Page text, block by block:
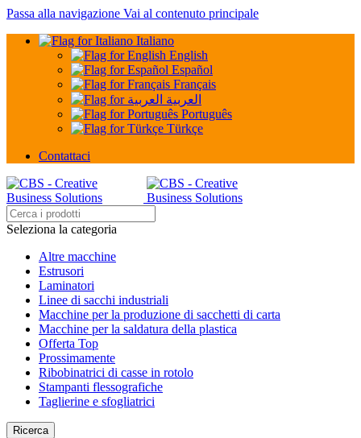
Passa alla navigazione Vai al contenuto principale
Italiano
English
Español
Français
العربية
Português
Türkçe
Contattaci
Seleziona la categoria
Altre macchine
Estrusori
Laminatori
Linee di sacchi industriali
Macchine per la produzione di sacchetti di carta
Macchine per la saldatura della plastica
Offerta Top
Prossimamente
Ribobinatrici di casse in rotolo
Stampanti flessografiche
Taglierine e sfogliatrici
Ricerca